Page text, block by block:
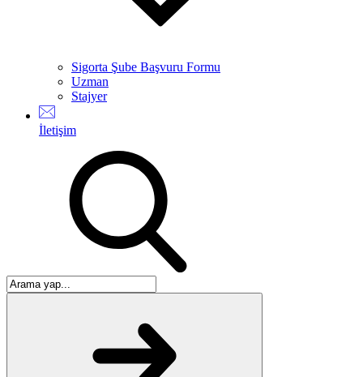
Sigorta Şube Başvuru Formu
Uzman
Stajyer
İletişim